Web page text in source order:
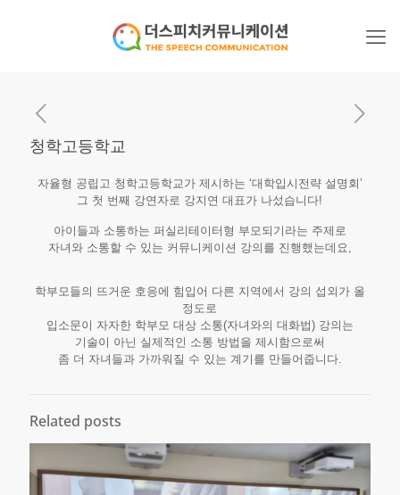
청학고등학교
자율형 공립고 청학고등학교가 제시하는 ‘대학입시전략 설명회’
그 첫 번째 강연자로 강지연 대표가 나섰습니다!
아이들과 소통하는 퍼실리테이터형 부모되기라는 주제로
자녀와 소통할 수 있는 커뮤니케이션 강의를 진행했는데요,
학부모들의 뜨거운 호응에 힘입어 다른 지역에서 강의 섭외가 올
정도로
입소문이 자자한 학부모 대상 소통(자녀와의 대화법) 강의는
기술이 아닌 실제적인 소통 방법을 제시함으로써
좀 더 자녀들과 가까워질 수 있는 계기를 만들어줍니다.
Related posts